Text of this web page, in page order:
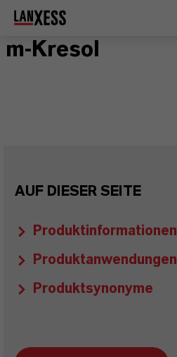
m-Kresol
AUF DIESER SEITE
Produktinformationen
Produktanwendungen
Produktsynonyme